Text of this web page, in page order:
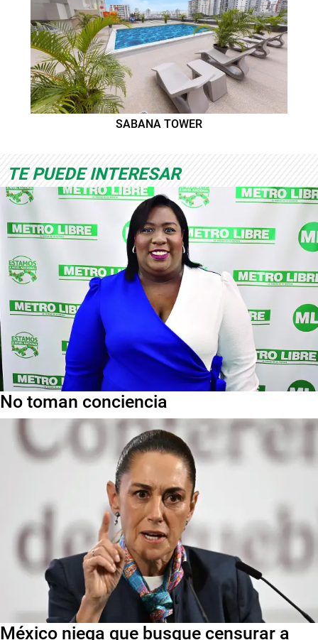
SABANA TOWER
TE PUEDE INTERESAR
No toman conciencia
México niega que busque censurar a